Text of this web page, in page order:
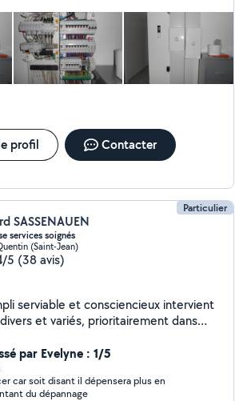
profil Contacter
Particulier
SASSENAUEN
services soignés
(Saint-Jean)
5 (38 avis)
serviable et consciencieux intervient
de bricolage je fournis un travail
la rénovation de logements.
par Evelyne : 1/5
car soit disant il dépensera plus en
du dépannage